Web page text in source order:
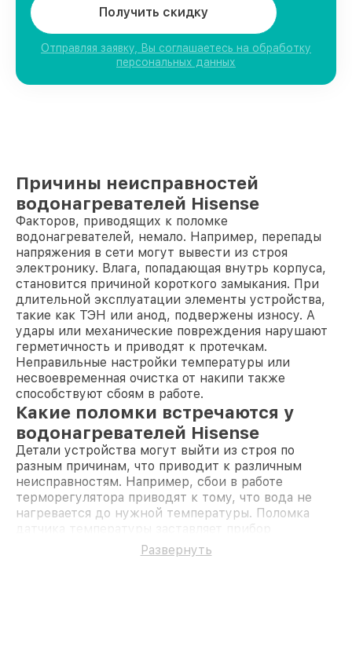
Получить скидку
Отправляя заявку, Вы соглашаетесь на обработку
персональных данных
Причины неисправностей
водонагревателей Hisense
Факторов, приводящих к поломке
водонагревателей, немало. Например, перепады
напряжения в сети могут вывести из строя
электронику. Влага, попадающая внутрь корпуса,
становится причиной короткого замыкания. При
длительной эксплуатации элементы устройства,
такие как ТЭН или анод, подвержены износу. А
удары или механические повреждения нарушают
герметичность и приводят к протечкам.
Неправильные настройки температуры или
несвоевременная очистка от накипи также
способствуют сбоям в работе.
Какие поломки встречаются у
водонагревателей Hisense
Детали устройства могут выйти из строя по
разным причинам, что приводит к различным
неисправностям. Например, сбои в работе
терморегулятора приводят к тому, что вода не
нагревается до нужной температуры. Поломка
датчика температуры заставляет прибор
неправильно отображать показатели. Протечка
воды может быть вызвана повреждением
Развернуть